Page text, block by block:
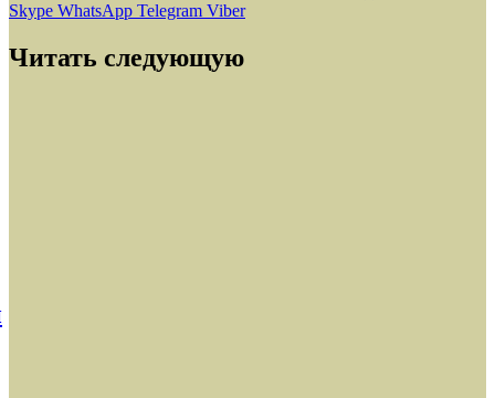
Skype WhatsApp Telegram Viber
Читать следующую